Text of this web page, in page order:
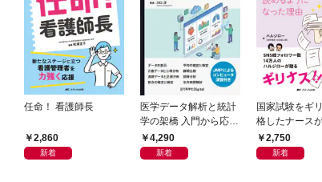
任命！ 看護師長
2,860
新着
医学データ解析と統計
学の架橋 入門から応用
へつなぐ
4,290
新着
国家試験をギ
格したナースが
文を読めるよ
た理由
2,750
新着